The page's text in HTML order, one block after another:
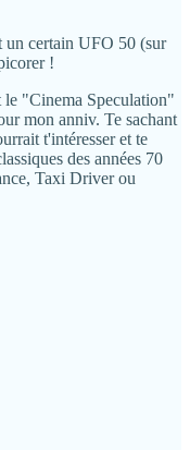
un certain UFO 50 (sur
!
le "Cinema Speculation"
mon anniv. Te sachant
t'intéresser et te
des années 70
Taxi Driver ou